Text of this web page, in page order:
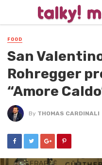
FOOD
San
Rohregger
“Amore
By THOMAS CARDINALI